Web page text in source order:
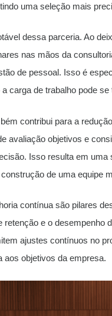
uma seleção mais
dessa parceria. Ao
nas mãos da
de pessoal. Isso é
carga de trabalho pode
contribui para a
avaliação objetivos e
Isso resulta em
de uma equipe
contínua são pilares
retenção e o desempenho
ajustes contínuos no
aos objetivos da empresa.